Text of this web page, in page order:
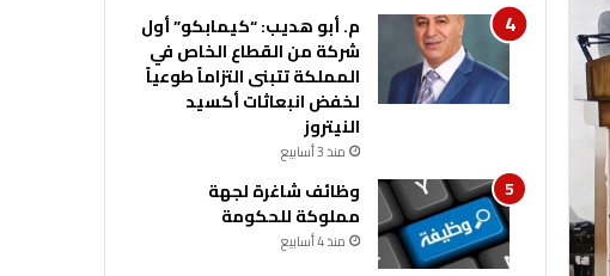
م. أبو هديب: “كيمابكو” أول
شركة من القطاع الخاص في
المملكة تتبنى التزاماً طوعياً
لخفض انبعاثات أكسيد
النيتروز
منذ 3 أسابيع
وظائف شاغرة لجهة
مملوكة للحكومة
منذ 4 أسابيع